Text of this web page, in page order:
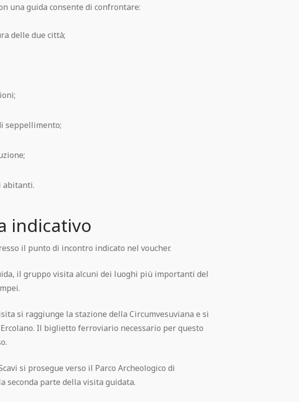
una guida consente di confrontare:
delle due città;
seppellimento;
abitanti.
indicativo
il punto di incontro indicato nel voucher.
il gruppo visita alcuni dei luoghi più importanti del
si raggiunge la stazione della Circumvesuviana e si
Il biglietto ferroviario necessario per questo
si prosegue verso il Parco Archeologico di
seconda parte della visita guidata.